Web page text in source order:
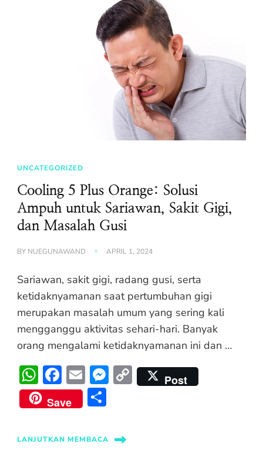
UNCATEGORIZED
Cooling 5 Plus Orange: Solusi
Ampuh untuk Sariawan, Sakit Gigi,
dan Masalah Gusi
BY NUEGUNAWAND APRIL 1, 2024
Sariawan, sakit gigi, radang gusi, serta
ketidaknyamanan saat pertumbuhan gigi
merupakan masalah umum yang sering kali
mengganggu aktivitas sehari-hari. Banyak
orang mengalami ketidaknyamanan ini dan …
WhatsApp
Facebook
EmailMessenger
Copy
Link
Post
Save
LANJUTKAN MEMBACA